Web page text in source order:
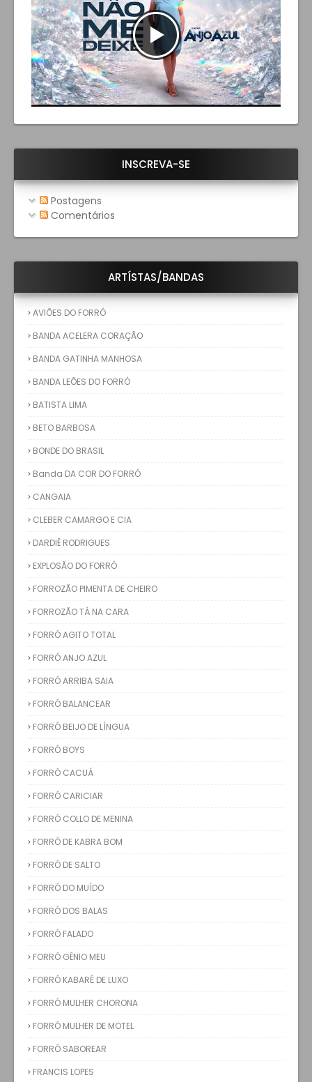
INSCREVA-SE
Postagens
Comentários
ARTÍSTAS/BANDAS
AVIÕES DO FORRÓ
BANDA ACELERA CORAÇÃO
BANDA GATINHA MANHOSA
BANDA LEÕES DO FORRÓ
BATISTA LIMA
BETO BARBOSA
BONDE DO BRASIL
Banda DA COR DO FORRÓ
CANGAIA
CLEBER CAMARGO E CIA
DARDIÊ RODRIGUES
EXPLOSÃO DO FORRÓ
FORROZÃO PIMENTA DE CHEIRO
FORROZÃO TÁ NA CARA
FORRÓ AGITO TOTAL
FORRÓ ANJO AZUL
FORRÓ ARRIBA SAIA
FORRÓ BALANCEAR
FORRÓ BEIJO DE LÍNGUA
FORRÓ BOYS
FORRÓ CACUÁ
FORRÓ CARICIAR
FORRÓ COLLO DE MENINA
FORRÓ DE KABRA BOM
FORRÓ DE SALTO
FORRÓ DO MUÍDO
FORRÓ DOS BALAS
FORRÓ FALADO
FORRÓ GÊNIO MEU
FORRÓ KABARÉ DE LUXO
FORRÓ MULHER CHORONA
FORRÓ MULHER DE MOTEL
FORRÓ SABOREAR
FRANCIS LOPES